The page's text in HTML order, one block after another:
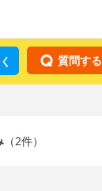
質問する
（2件）